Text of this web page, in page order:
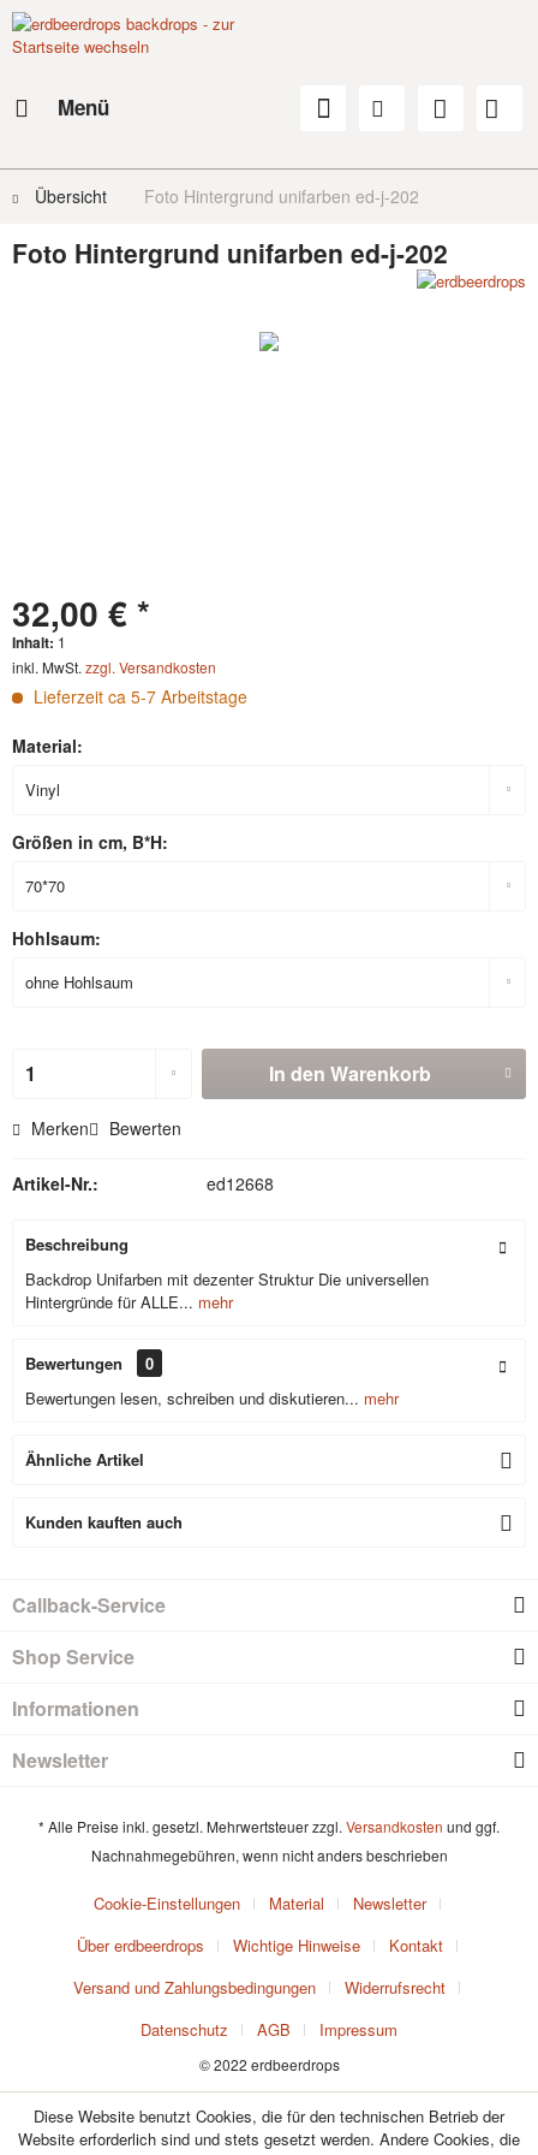
Menü
Übersicht Foto Hintergrund unifarben ed-j-202
Foto Hintergrund unifarben ed-j-202
32,00 € *
Inhalt: 1
inkl. MwSt. zzgl. Versandkosten
Lieferzeit ca 5-7 Arbeitstage
Material:
Größen in cm, B*H:
Hohlsaum:
In den Warenkorb
Merken Bewerten
Artikel-Nr.: ed12668
Beschreibung
Backdrop Unifarben mit dezenter Struktur Die universellen
Hintergründe für ALLE... mehr
Bewertungen
0
Bewertungen lesen, schreiben und diskutieren... mehr
Ähnliche Artikel
Kunden kauften auch
Callback-Service
Shop Service
Informationen
Newsletter
* Alle Preise inkl. gesetzl. Mehrwertsteuer zzgl. Versandkosten und ggf.
Nachnahmegebühren, wenn nicht anders beschrieben
Cookie-Einstellungen Material
Newsletter
Über erdbeerdrops
Wichtige Hinweise
Kontakt
Versand und Zahlungsbedingungen
Widerrufsrecht
Datenschutz
AGB Impressum
© 2022 erdbeerdrops
Diese Website benutzt Cookies, die für den technischen Betrieb der
Website erforderlich sind und stets gesetzt werden. Andere Cookies, die